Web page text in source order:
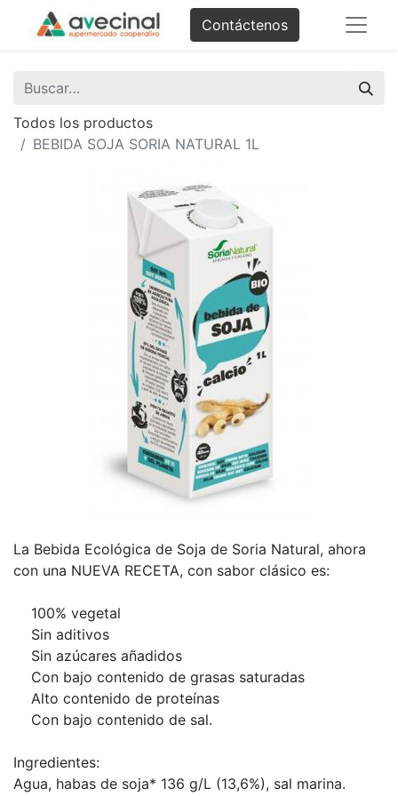
Contáctenos
Todos los productos
BEBIDA SOJA SORIA NATURAL 1L
La Bebida Ecológica de Soja de Soria Natural, ahora
con una NUEVA RECETA, con sabor clásico es:
100% vegetal
Sin aditivos
Sin azúcares añadidos
Con bajo contenido de grasas saturadas
Alto contenido de proteínas
Con bajo contenido de sal.
Ingredientes:
Agua, habas de soja* 136 g/L (13,6%), sal marina.